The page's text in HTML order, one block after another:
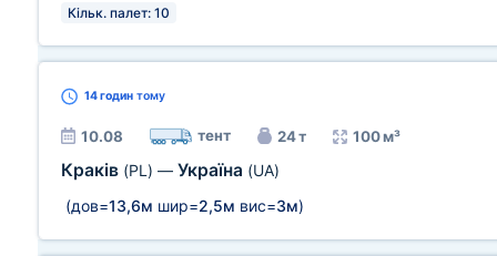
Кільк. палет: 10
14 годин тому
10.08 тент 24 т 100 м³
Краків (PL) — Україна (UA)
(дов=13,6м шир=2,5м вис=3м)